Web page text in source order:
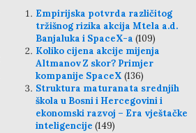
Empirijska potvrda različitog
tržišnog rizika akcija Mtela a.d.
Banjaluka i SpaceX-a (109)
Koliko cijena akcije mijenja
Altmanov Z skor? Primjer
kompanije SpaceX (136)
Struktura maturanata srednjih
škola u Bosni i Hercegovini i
ekonomski razvoj – Era vještačke
inteligencije (149)